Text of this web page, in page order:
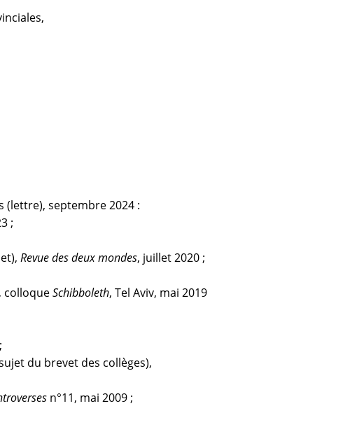
(lettre), septembre 2024 :
;
Revue des deux mondes, juillet 2020 ;
, colloqueSchibboleth, Tel Aviv, mai 2019
du brevet des collèges),
n°11, mai 2009 ;